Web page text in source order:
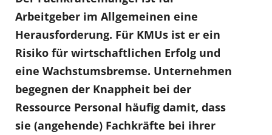
Arbeitgeber im Allgemeinen eine
Herausforderung. Für KMUs ist er ein
Risiko für wirtschaftlichen Erfolg und
eine Wachstumsbremse. Unternehmen
begegnen der Knappheit bei der
Ressource Personal häufig damit, dass
sie (angehende) Fachkräfte bei ihrer